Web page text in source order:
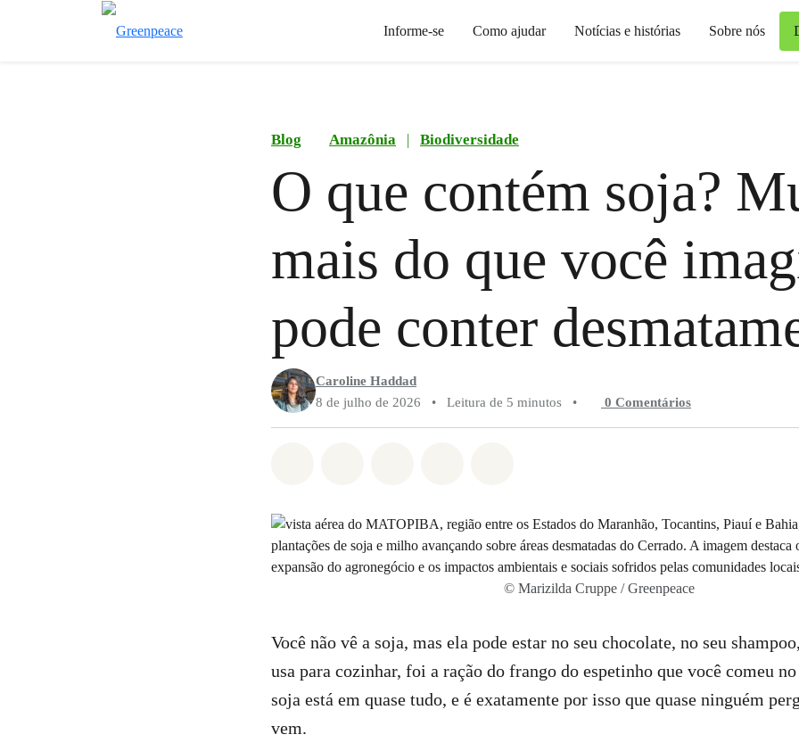
Informe-se Como ajudar Notícias e histórias Sobre nós
Blog Amazônia | Biodiversidade
O que contém soja?
mais do que você
pode conter
Caroline Haddad
8 de julho de 2026
• Leitura de 5 minutos • 0 Comentários
© Marizilda Cruppe / Greenpeace
Você não vê a soja, mas ela pode estar no seu chocolate, no seu
usa para cozinhar, foi a ração do frango do espetinho que você comeu
soja está em quase tudo, e é exatamente por isso que quase ninguém
vem.